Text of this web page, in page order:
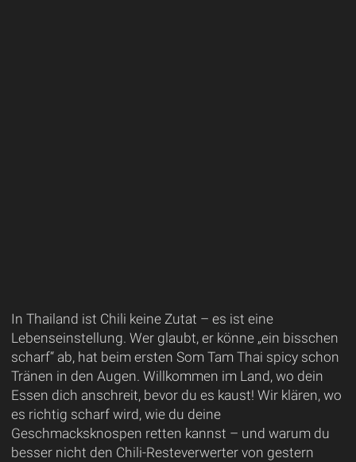
In Thailand ist Chili keine Zutat – es ist eine
Lebenseinstellung. Wer glaubt, er könne „ein bisschen
scharf“ ab, hat beim ersten Som Tam Thai spicy schon
Tränen in den Augen. Willkommen im Land, wo dein
Essen dich anschreit, bevor du es kaust! Wir klären, wo
es richtig scharf wird, wie du deine
Geschmacksknospen retten kannst – und warum du
besser nicht den Chili-Resteverwerter von gestern